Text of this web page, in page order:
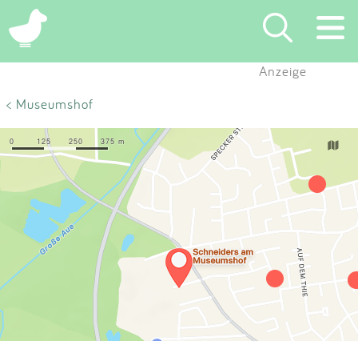
×
Eintragen
Blog
Partner
Anzeige
< Museumshof